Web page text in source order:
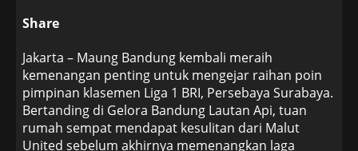
Share
Jakarta – Maung Bandung kembali meraih
kemenangan penting untuk mengejar raihan poin
pimpinan klasemen Liga 1 BRI, Persebaya Surabaya.
Bertanding di Gelora Bandung Lautan Api, tuan
rumah sempat mendapat kesulitan dari Malut
United sebelum akhirnya memenangkan laga